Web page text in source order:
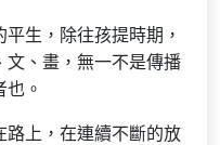
生，除往孩提時期，
文、畫，無一不是傳播
。
路上，在連續不斷的放